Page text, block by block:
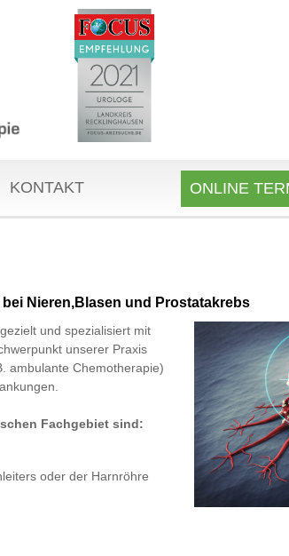
KONTAKT ONLINE
Nieren,Blasen und Prostatakrebs
und spezialisiert mit
unserer Praxis
ambulante Chemotherapie)
Fachgebiet sind:
oder der Harnröhre